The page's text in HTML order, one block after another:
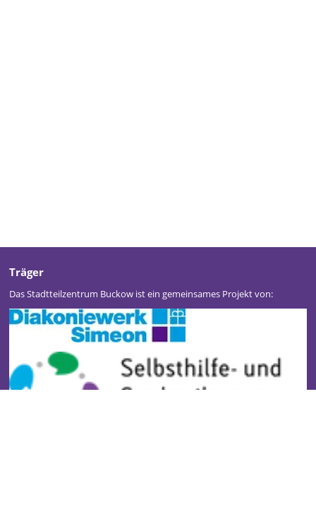
Träger
Das Stadtteilzentrum Buckow ist ein gemeinsames Projekt von: